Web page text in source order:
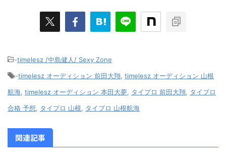
-timelesz /中島健人/ Sexy Zone
-timelesz オーディション 前田大翔 timelesz オーディション 山根
航海 timelesz オーディション 本田大夢 タイプロ 前田大翔
タイプロ
合格 予想
タイプロ 山根 タイプロ 山根航海
関連記事